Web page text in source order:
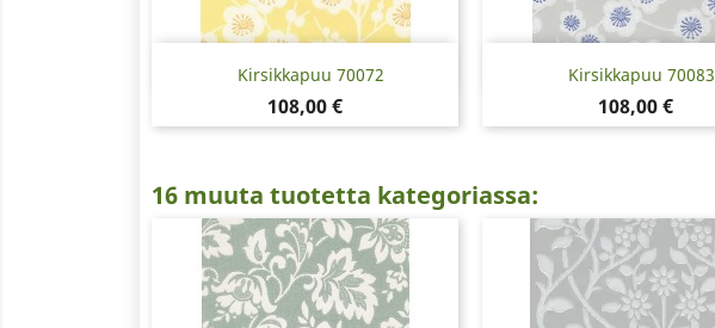
Kirsikkapuu 70072
Hinta
108,00 €
Pikakatselu Kirsikkapuu 70083
Hinta
108,00 €
Pikakatselu
16 muuta tuotetta kategoriassa: